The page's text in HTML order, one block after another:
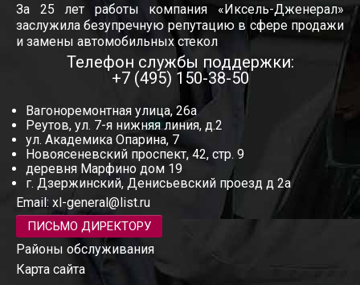
За 25 лет работы компания «Иксель-Дженерал»
заслужила безупречную репутацию в сфере продажи
и замены автомобильных стекол
Телефон службы поддержки:
+7 (495) 150-38-50
Вагоноремонтная улица, 26а
Реутов, ул. 7-я нижняя линия, д.2
ул. Академика Опарина, 7
Новоясеневский проспект, 42, стр. 9
деревня Марфино дом 19
г. Дзержинский, Денисьевский проезд д 2а
Email: xl-general@list.ru
ПИСЬМО ДИРЕКТОРУ
Районы обслуживания
Карта сайта